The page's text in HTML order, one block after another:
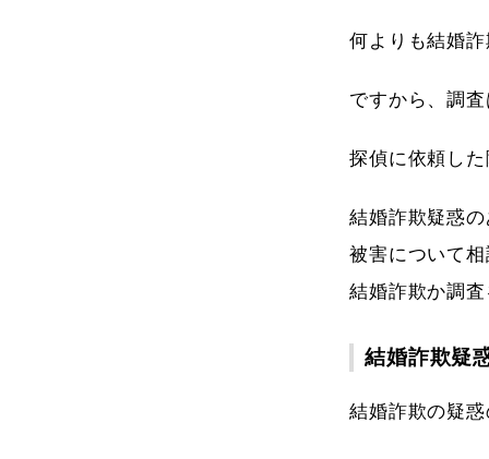
何よりも結婚
ですから、調
探偵に依頼し
結婚詐欺疑惑
被害について
結婚詐欺か調
結婚詐欺疑
結婚詐欺の疑